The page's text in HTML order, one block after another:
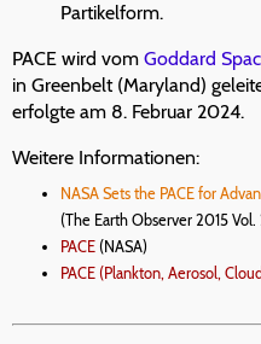
Partikelform.
PACE wird vom Goddard
in Greenbelt (Maryland)
erfolgte am 8. Februar 2024.
Weitere Informationen:
NASA Sets the PACE for
(The Earth Observer 2015 Vol.
PACE (NASA)
PACE (Plankton, Aerosol,